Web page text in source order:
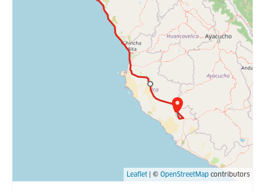
Leaflet | © OpenStreetMap contributors